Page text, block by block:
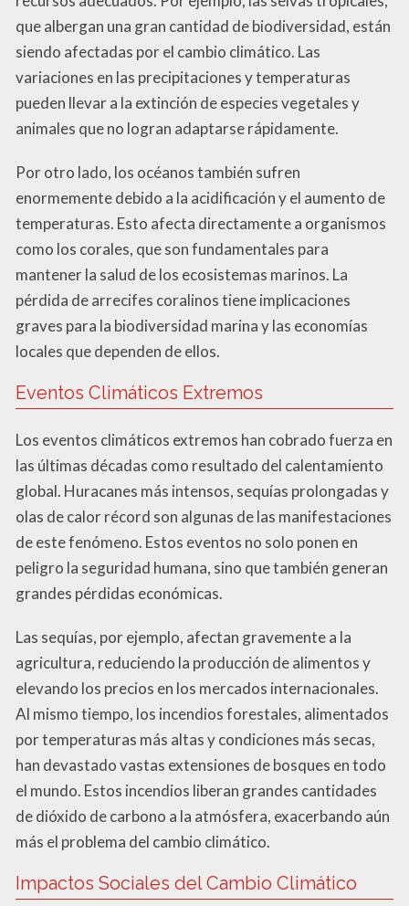
que albergan una gran cantidad de biodiversidad, están
siendo afectadas por el cambio climático. Las
variaciones en las precipitaciones y temperaturas
pueden llevar a la extinción de especies vegetales y
animales que no logran adaptarse rápidamente.
Por otro lado, los océanos también sufren
enormemente debido a la acidificación y el aumento de
temperaturas. Esto afecta directamente a organismos
como los corales, que son fundamentales para
mantener la salud de los ecosistemas marinos. La
pérdida de arrecifes coralinos tiene implicaciones
graves para la biodiversidad marina y las economías
locales que dependen de ellos.
Eventos Climáticos Extremos
Los eventos climáticos extremos han cobrado fuerza en
las últimas décadas como resultado del calentamiento
global. Huracanes más intensos, sequías prolongadas y
olas de calor récord son algunas de las manifestaciones
de este fenómeno. Estos eventos no solo ponen en
peligro la seguridad humana, sino que también generan
grandes pérdidas económicas.
Las sequías, por ejemplo, afectan gravemente a la
agricultura, reduciendo la producción de alimentos y
elevando los precios en los mercados internacionales.
Al mismo tiempo, los incendios forestales, alimentados
por temperaturas más altas y condiciones más secas,
han devastado vastas extensiones de bosques en todo
el mundo. Estos incendios liberan grandes cantidades
de dióxido de carbono a la atmósfera, exacerbando aún
más el problema del cambio climático.
Impactos Sociales del Cambio Climático